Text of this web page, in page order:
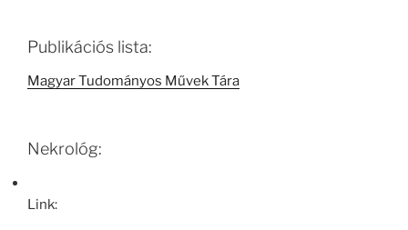
Publikációs lista:
Magyar Tudományos Művek Tára
Nekrológ:
Link: